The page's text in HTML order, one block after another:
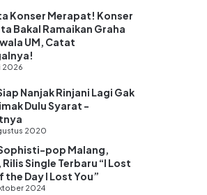
Konser Merapat! Konser
Bakal Ramaikan Graha
UM, Catat
2026
Nanjak Rinjani Lagi Gak
Dulu Syarat -
2020
pop Malang,
Single Terbaru “I Lost
the Day I Lost You”
2024